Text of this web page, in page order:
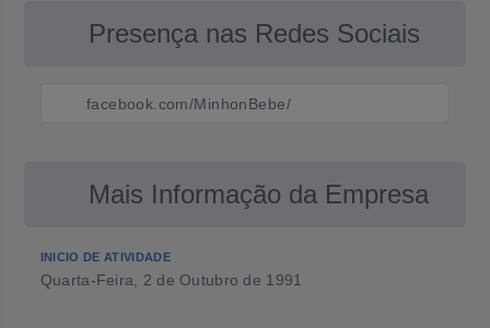
Presença nas Redes Sociais
facebook.com/MinhonBebe/
Mais Informação da Empresa
INICIO DE ATIVIDADE
Quarta-Feira, 2 de Outubro de 1991